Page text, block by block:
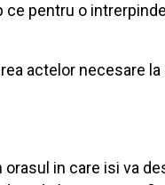
pentru o
actelor necesare
in care isi va